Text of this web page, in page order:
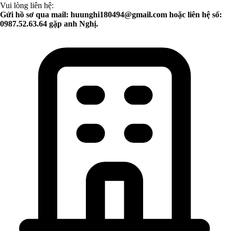
Vui lòng liên hệ:
Gửi hồ sơ qua mail: huunghi180494@gmail.com hoặc liên hệ số:
0987.52.63.64 gặp anh Nghị.